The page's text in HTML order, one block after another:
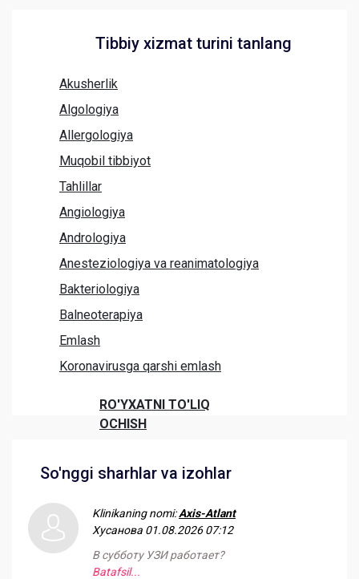
Tibbiy xizmat turini tanlang
Akusherlik
Algologiya
Allergologiya
Muqobil tibbiyot
Tahlillar
Angiologiya
Andrologiya
Anesteziologiya va reanimatologiya
Bakteriologiya
Balneoterapiya
Emlash
Koronavirusga qarshi emlash
RO'YXATNI TO'LIQ
OCHISH
So'nggi sharhlar va izohlar
Klinikaning nomi:Axis-Atlant
Хусанова 01.08.2026 07:12
В субботу УЗИ работает?
Batafsil...